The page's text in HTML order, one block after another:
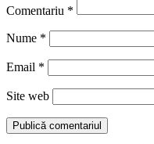
Comentariu *
Nume *
Email *
Site web